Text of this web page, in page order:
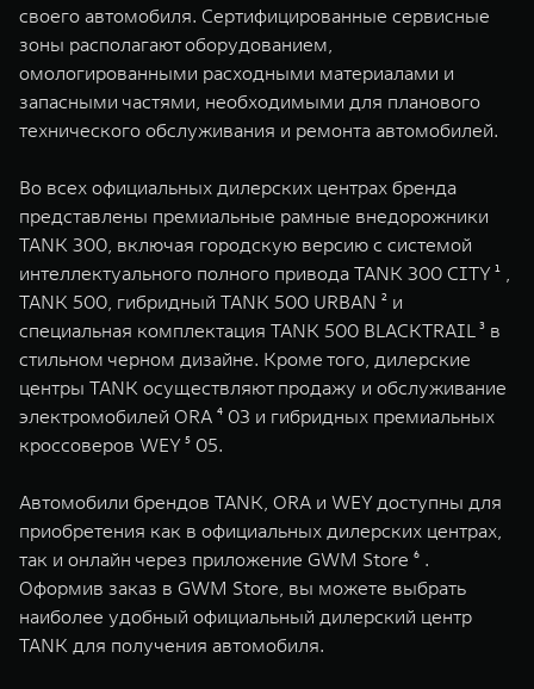
своего автомобиля. Сертифицированные сервисные
зоны располагают оборудованием,
омологированными расходными материалами и
запасными частями, необходимыми для планового
технического обслуживания и ремонта автомобилей.
Во всех официальных дилерских центрах бренда
представлены премиальные рамные внедорожники
TANK 300, включая городскую версию с системой
интеллектуального полного привода TANK 300 CITY ¹ ,
TANK 500, гибридный TANK 500 URBAN ² и
специальная комплектация TANK 500 BLACKTRAIL ³ в
стильном черном дизайне. Кроме того, дилерские
центры TANK осуществляют продажу и обслуживание
электромобилей ORA ⁴ 03 и гибридных премиальных
кроссоверов WEY ⁵ 05.
Автомобили брендов TANK, ORA и WEY доступны для
приобретения как в официальных дилерских центрах,
так и онлайн через приложение GWM Store ⁶ .
Оформив заказ в GWM Store, вы можете выбрать
наиболее удобный официальный дилерский центр
TANK для получения автомобиля.